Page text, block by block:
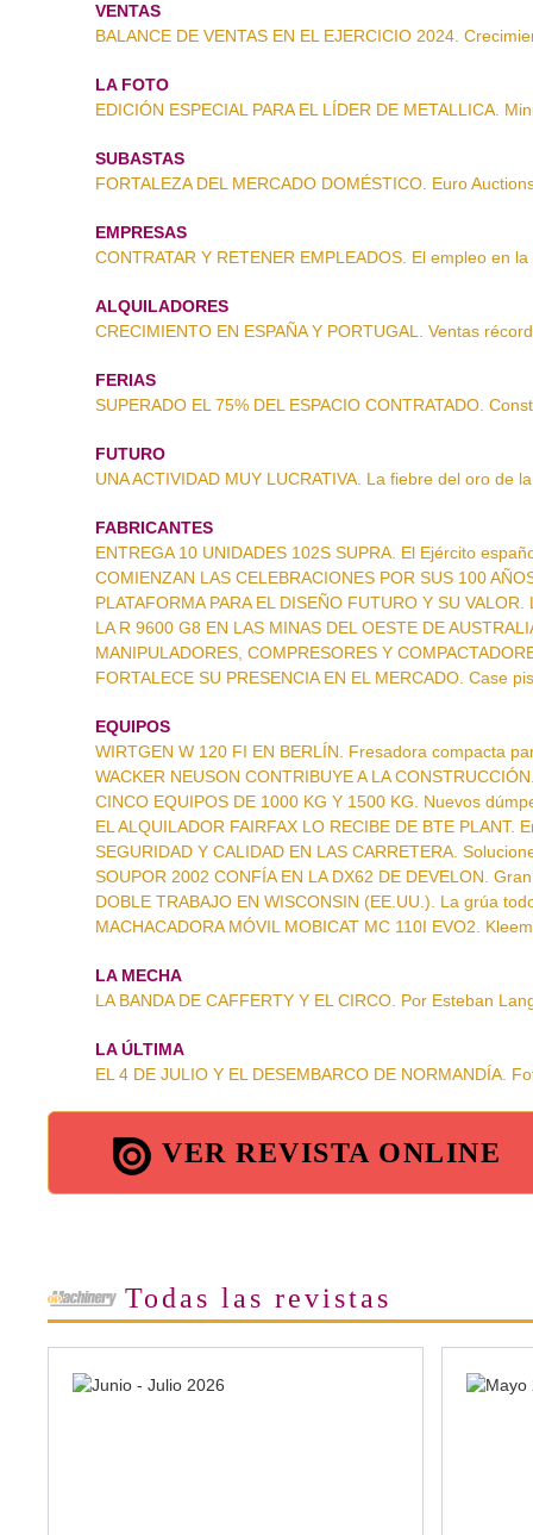
VENTAS
BALANCE DE VENTAS EN EL EJERCICIO 2024.
LA FOTO
EDICIÓN ESPECIAL PARA EL LÍDER DE METALLICA.
SUBASTAS
FORTALEZA DEL MERCADO DOMÉSTICO. Euro
EMPRESAS
CONTRATAR Y RETENER EMPLEADOS. El empleo en
ALQUILADORES
CRECIMIENTO EN ESPAÑA Y PORTUGAL. Ventas
FERIAS
SUPERADO EL 75% DEL ESPACIO CONTRATADO.
FUTURO
UNA ACTIVIDAD MUY LUCRATIVA. La fiebre del oro de
FABRICANTES
ENTREGA 10 UNIDADES 102S SUPRA. El Ejército
COMIENZAN LAS CELEBRACIONES POR SUS 100
PLATAFORMA PARA EL DISEÑO FUTURO Y SU
LA R 9600 G8 EN LAS MINAS DEL OESTE DE
MANIPULADORES, COMPRESORES Y
FORTALECE SU PRESENCIA EN EL MERCADO. Case
EQUIPOS
WIRTGEN W 120 FI EN BERLÍN. Fresadora compacta
WACKER NEUSON CONTRIBUYE A LA
CINCO EQUIPOS DE 1000 KG Y 1500 KG. Nuevos
EL ALQUILADOR FAIRFAX LO RECIBE DE BTE PLANT.
SEGURIDAD Y CALIDAD EN LAS CARRETERA.
SOUPOR 2002 CONFÍA EN LA DX62 DE DEVELON.
DOBLE TRABAJO EN WISCONSIN (EE.UU.). La grúa
MACHACADORA MÓVIL MOBICAT MC 110I EVO2.
LA MECHA
LA BANDA DE CAFFERTY Y EL CIRCO. Por Esteban
LA ÚLTIMA
EL 4 DE JULIO Y EL DESEMBARCO DE NORMANDÍA.
VER REVISTA ONLINE
Todas las revistas